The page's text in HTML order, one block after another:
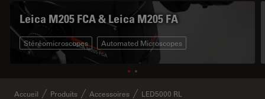
Leica M205 FCA & Leica M205 FA
Stéréomicroscopes Automated Microscopes
Accueil Produits Accessoires LED5000 RL